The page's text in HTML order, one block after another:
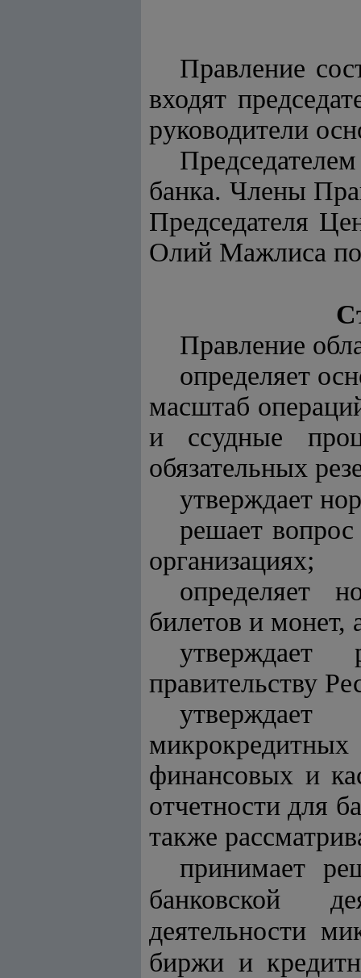
Правление
входят
руководители
банка. Члены
Председателя
Олий Мажлиса по
Правление
определяет
масштаб
и ссудные
обязательных
утверждает
решает
организациях;
определяет
билетов и монет,
правительству
финансовых и
отчетности для
также
принимает
банковской
деятельности
биржи и